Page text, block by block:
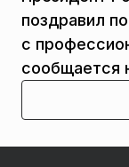
поздравил
с
сообщается